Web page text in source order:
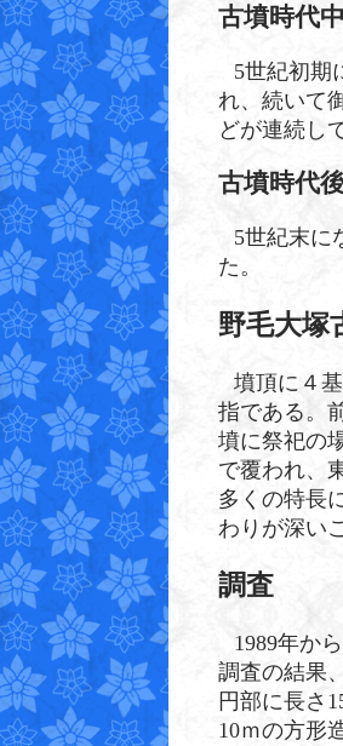
古墳時代
5世紀初期
れ、続いて
どが連続し
古墳時代
5世紀末に
た。
野毛大塚
墳頂に４
指である。
墳に祭祀の
で覆われ、
多くの特長
わりが深い
調査
1989年か
調査の結果
円部に長さ
10ｍの方形